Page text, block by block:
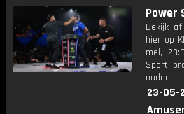
Power
Bekijk
hier op
mei,
Sport
ouder
23-05-